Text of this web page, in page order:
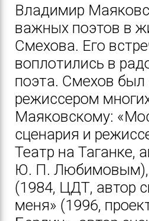
Владимир
важных поэтов в
Смехова. Его
воплотились в
поэта. Смехов был
режиссером
Маяковскому:
сценария и
Театр на Таганке,
Ю. П. Любимовым),
(1984, ЦДТ, автор
меня» (1996,